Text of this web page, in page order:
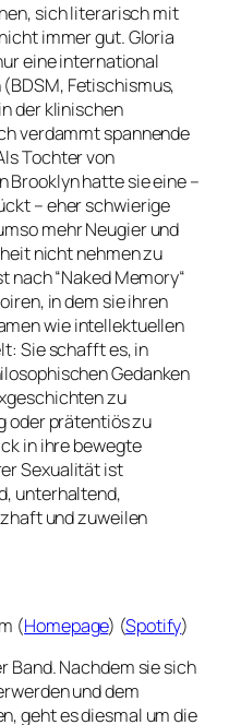
sich literarisch mit
immer gut. Gloria
eine international
Fetischismus,
der klinischen
verdammt spannende
Tochter von
Brooklyn hatte sie eine –
– eher schwierige
mehr Neugier und
nicht nehmen zu
nach “Naked Memory“
in dem sie ihren
wie intellektuellen
Sie schafft es, in
Gedanken
zu
oder prätentiös zu
in ihre bewegte
Sexualität ist
unterhaltend,
und zuweilen
(Homepage) (Spotify)
Band. Nachdem sie sich
und dem
geht es diesmal um die